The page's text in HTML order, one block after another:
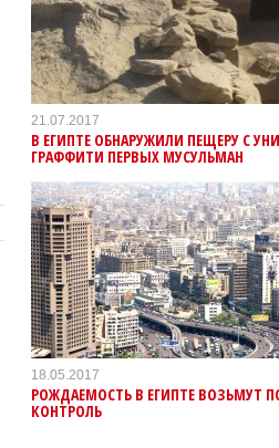
21.07.2017
В ЕГИПТЕ ОБНАРУЖИЛИ ПЕЩЕРУ С
ГРАФФИТИ ПЕРВЫХ МУСУЛЬМАН
18.05.2017
РОЖДАЕМОСТЬ В ЕГИПТЕ ВОЗЬМУТ
КОНТРОЛЬ